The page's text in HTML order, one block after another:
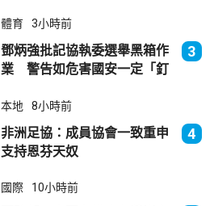
體育 3小時前
鄧炳強批記協執委選舉黑箱作
業 警告如危害國安一定「釘
3
本地 8小時前
非洲足協：成員協會一致重申
支持恩芬天奴
4
國際 10小時前